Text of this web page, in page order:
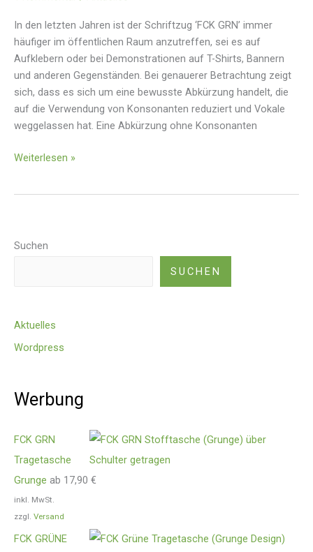
In den letzten Jahren ist der Schriftzug ‘FCK GRN’ immer
häufiger im öffentlichen Raum anzutreffen, sei es auf
Aufklebern oder bei Demonstrationen auf T-Shirts, Bannern
und anderen Gegenständen. Bei genauerer Betrachtung zeigt
sich, dass es sich um eine bewusste Abkürzung handelt, die
auf die Verwendung von Konsonanten reduziert und Vokale
weggelassen hat. Eine Abkürzung ohne Konsonanten
Weiterlesen »
Suchen
SUCHEN
Aktuelles
Wordpress
Werbung
FCK GRN
Tragetasche
Grunge ab 17,90 €
inkl. MwSt.
zzgl. Versand
FCK GRÜNE